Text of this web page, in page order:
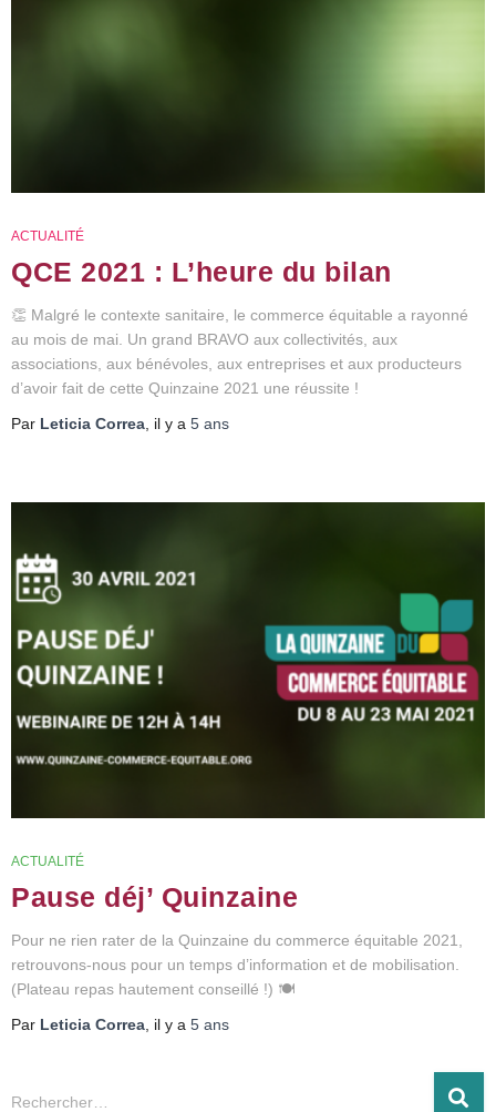
ACTUALITÉ
QCE 2021 : L’heure du bilan
👏 Malgré le contexte sanitaire, le commerce équitable a rayonné
au mois de mai. Un grand BRAVO aux collectivités, aux
associations, aux bénévoles, aux entreprises et aux producteurs
d’avoir fait de cette Quinzaine 2021 une réussite !
Par Leticia Correa , il y a 5 ans
ACTUALITÉ
Pause déj’ Quinzaine
Pour ne rien rater de la Quinzaine du commerce équitable 2021,
retrouvons-nous pour un temps d’information et de mobilisation.
(Plateau repas hautement conseillé !) 🍽️
Par Leticia Correa , il y a 5 ans
Rechercher…